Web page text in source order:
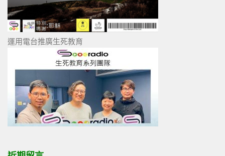
運用電台推廣生死教育